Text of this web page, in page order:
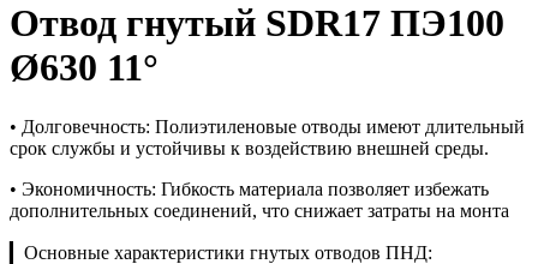
Отвод гнутый SDR17 ПЭ100
Ø630 11°
• Долговечность: Полиэтиленовые отводы имеют длительный
срок службы и устойчивы к воздействию внешней среды.
• Экономичность: Гибкость материала позволяет избежать
дополнительных соединений, что снижает затраты на монта
▎Основные характеристики гнутых отводов ПНД: